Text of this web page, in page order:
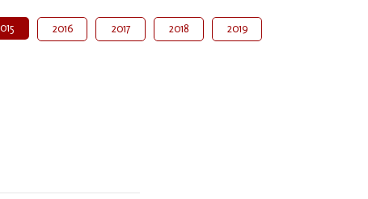
2016 2017 2018 2019